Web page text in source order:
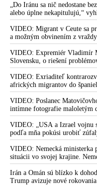
„Do Iránu sa nič nedostane
alebo úplne nekapitulujú,“
nikdy nebude mať jadrovú
VIDEO: Migrant v Ceute sa
a možným obvinením z
migračného centra v Ceute
meste pochádza zo
Jemenu
VIDEO: Expremiér Vladimír
Slovensku, o riešení
volebného systému, ale aj o
postavení našej vlasti v ňom
VIDEO: Exriaditeľ kontrarozviedky SIS Peter Tóth prirovnal inváziu
afrických migrantov do
vpádu do strednej Európy, ku
VIDEO: Poslanec
intímne fotografie maloletým
pedofilov
VIDEO: „USA a Izrael vojnu
podľa mňa pokúsi urobiť
americký armádny plukovník
VIDEO: Nemecká ministerka
situácii vo svojej krajine.
postavenie v mnohých
Irán a Omán sú blízko k
Trump avizuje nové